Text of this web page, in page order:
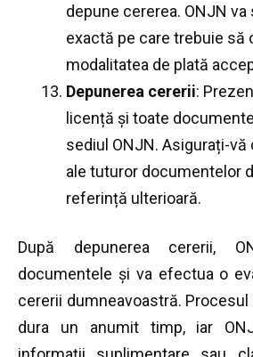
depune cererea. ONJN
exactă pe care trebuie să
modalitatea de plată
Depunerea cererii:
licență și toate
sediul ONJN. Asigurați-
ale tuturor documentelor
referință ulterioară.
După depunerea cererii,
documentele și va efectua o
cererii dumneavoastră. Procesul
dura un anumit timp, iar